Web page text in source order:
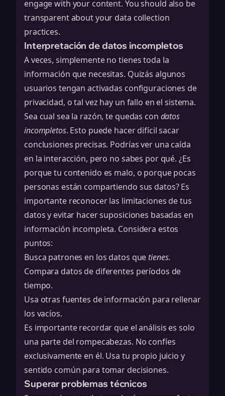
engage with your content. You should also be
transparent about your data collection
practices.
Interpretación de datos incompletos
A veces, simplemente no tienes toda la
información que necesitas. Quizás algunos
usuarios tengan activadas configuraciones de
privacidad, o tal vez hay un fallo en el sistema.
Sea cual sea la razón, te quedas con datos
incompletos. Esto puede hacer difícil sacar
conclusiones precisas. Podrías ver una caída
en la interacción, pero no sabes por qué. ¿Es
porque tu contenido es malo, o porque pocas
personas están compartiendo sus datos? Es
importante reconocer las limitaciones de tus
datos y evitar hacer suposiciones basadas en
información incompleta. Considera estos
puntos:
Busca patrones en los datos que tienes.
Compara datos de diferentes períodos de
tiempo.
Usa otras fuentes de información para rellenar
los vacíos.
Es importante recordar que el análisis es solo
una parte del rompecabezas. No confíes
exclusivamente en él. Usa tu propio juicio y
sentido común para tomar decisiones.
Superar problemas técnicos